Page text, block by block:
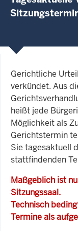
Gerichtliche
verkündet. Aus
heißt jede
Möglichkeit als
Gerichtstermin
Sie tagesaktuell
stattfindenden
Maßgeblich ist
Sitzungssaal.
Technisch
Termine als